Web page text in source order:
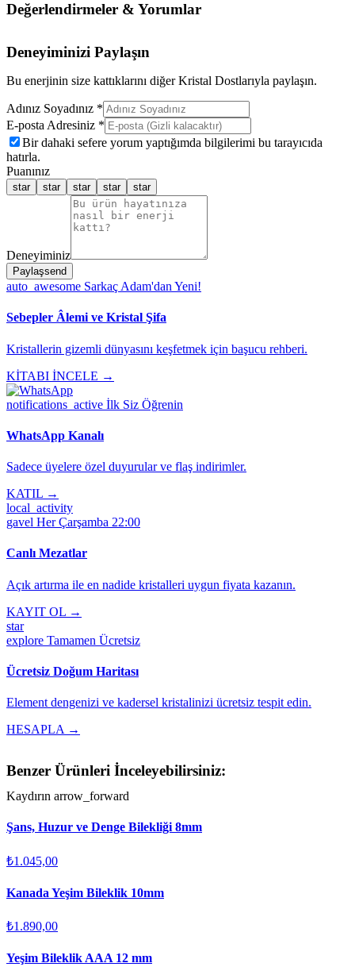
Değerlendirmeler & Yorumlar
Deneyiminizi Paylaşın
Bu enerjinin size kattıklarını diğer Kristal Dostlarıyla paylaşın.
Adınız Soyadınız *
E-posta Adresiniz *
Bir dahaki sefere yorum yaptığımda bilgilerimi bu tarayıcıda
hatırla.
Puanınız
star star star star star
Deneyiminiz
Paylaşsend
auto_awesome Sarkaç Adam'dan Yeni!
Sebepler Âlemi ve Kristal Şifa
Kristallerin gizemli dünyasını keşfetmek için başucu rehberi.
KİTABI İNCELE →
notifications_active İlk Siz Öğrenin
WhatsApp Kanalı
Sadece üyelere özel duyurular ve flaş indirimler.
KATIL →
local_activity
gavel Her Çarşamba 22:00
Canlı Mezatlar
Açık artırma ile en nadide kristalleri uygun fiyata kazanın.
KAYIT OL →
star
explore Tamamen Ücretsiz
Ücretsiz Doğum Haritası
Element dengenizi ve kadersel kristalinizi ücretsiz tespit edin.
HESAPLA →
Benzer Ürünleri İnceleyebilirsiniz:
Kaydırın arrow_forward
Şans, Huzur ve Denge Bilekliği 8mm
₺1.045,00
Kanada Yeşim Bileklik 10mm
₺1.890,00
Yeşim Bileklik AAA 12 mm